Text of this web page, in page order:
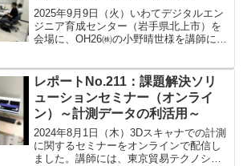
2025年9月9日（火）いわてデジタルエン
ジニア育成センター（岩手県北上市）を
会場に、OH26㈱の小野晴世様を講師にお
でした！生成AIは「単なる便利ツール」
を越え、経...
レポートNo.211：課題解決ソリ
ューションセミナー（オンライ
ン）～計測データの利活用～
2024年8月1日（木）3Dスキャナでの計測
に関するセミナーをオンラインで配信し
ました。講師には、東京貿易テクノシス